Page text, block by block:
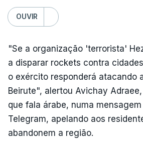
OUVIR
"Se a organização 'terrorista'
a disparar rockets contra
o exército responderá atacando
Beirute", alertou Avichay
que fala árabe, numa
Telegram, apelando aos
abandonem a região.